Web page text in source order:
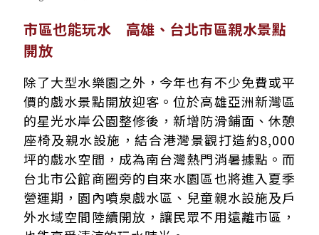
市區也能玩水 高雄、台北市區親水景點
開放
除了大型水樂園之外，今年也有不少免費或平
價的戲水景點開放迎客。位於高雄亞洲新灣區
的星光水岸公園整修後，新增防滑鋪面、休憩
座椅及親水設施，結合港灣景觀打造約8,000
坪的戲水空間，成為南台灣熱門消暑據點。而
台北市公館商圈旁的自來水園區也將進入夏季
營運期，園內噴泉戲水區、兒童親水設施及戶
外水域空間陸續開放，讓民眾不用遠離市區，